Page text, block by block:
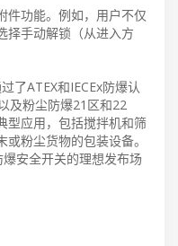
件功能。例如，用户不仅
择手动解锁（从进入方
了ATEX和IECEx防爆认
及粉尘防爆21区和22
型应用，包括搅拌机和筛
粉尘货物的包装设备。
安全开关的理想发布场